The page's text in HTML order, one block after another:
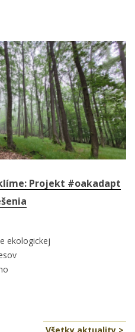
Projekt #oakadapt
ekologickej